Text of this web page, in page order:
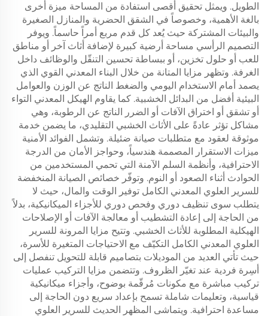
الطويل. ويمثل تحقيق أقصى استفادة من المساحة ميزة أخرى
بالغة الأهمية، وخصوصاً في الشقق الحضرية والمنازل الصغيرة
والبيئات المشتركة حيث يُعد كل قدم مربع أمراً حاسماً. ويوفر
التصميم الرأسي مساحة أرضية كبيرة لإضافة أثاث آخر أو مناطق
للعب أو حلول تخزين، أو ببساطة تحسين التنقّل والوظائف داخل
الغرفة. وتظهر مزايا المتانة من خلال البناء المعدني القوي الذي
يصمد أمام الاستخدام اليومي والضغط الناتج عن الوزن والعوامل
البيئية أفضل من البدائل الخشبية. كما يقاوم الهيكل المعدني التواء
أو تشقق أو اختراق الآفات أو الضرر الناتج عن الرطوبة، وهي
مشاكل تؤثر عادةً على الأثاث الخشبي التقليدي، ما يضمن خدمة
موثوقة لعقود مع متطلبات صيانة ضئيلة. وتشمل الفوائد الأمنية
ميزات الاستقرار المصممة هندسياً، وحواجز الأمان من الدرجة
الاحترافية، وأنظمة السلم الآمنة التي تحمي المستخدمين من
الحوادث أثناء الصعود أو النوم. وتوفّر خصائص الصيانة المنخفضة
للسرير العلوي المعدني الكامل توفير الوقت والمال، حيث لا
يتطلب سوى تنظيف دوري وفحص دوري للأجزاء الميكانيكية، بدلاً
من الحاجة إلى إعادة التشطيب أو معالجة الآفات أو الإصلاحات
الهيكلية المطلوبة للأثاث الخشبي. وتتيح مزايا المرونة للسرير
العلوي المعدني الكامل التكيّف مع الاحتياجات المتغيرة للأسرة،
حيث تأتي العديد من الموديلات بتصاميم قابلة للتحويل تنفصل إلى
أسِرة فردية عند تغيّر الظروف. وتتضمن مزايا التركيب عمليات
تركيب مباشرة مع مكونات مُرقّمة بوضوح، وأجزاء ميكانيكية
قياسية، وتعليمات شاملة تسمح بإعداد سريع دون الحاجة إلى
مساعدة احترافية. ويتماشى المظهر الحديث للسرير العلوي